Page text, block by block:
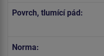
Povrch, tlumící pád:
Norma: